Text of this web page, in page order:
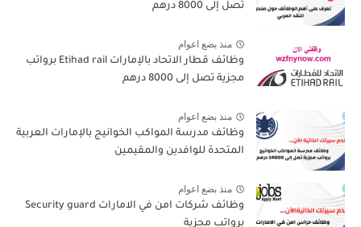
تصل إلى 8000 درهم
منذ بضع اعوام
وظائف قطار الاتحاد بالإمارات Etihad rail برواتب
مجزية تصل إلى 8000 درهم
منذ بضع اعوام
وظائف مدرسة المواكب الخوانيج بالإمارات العربية
المتحدة للوافدين والمقيمين
منذ بضع اعوام
وظائف شركات امن في الامارات Security guard
برواتب مجزية